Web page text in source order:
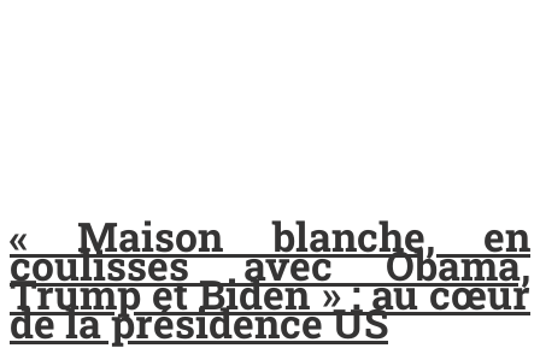
« Maison blanche, en
coulisses avec Obama,
Trump et Biden » : au cœur
de la présidence US